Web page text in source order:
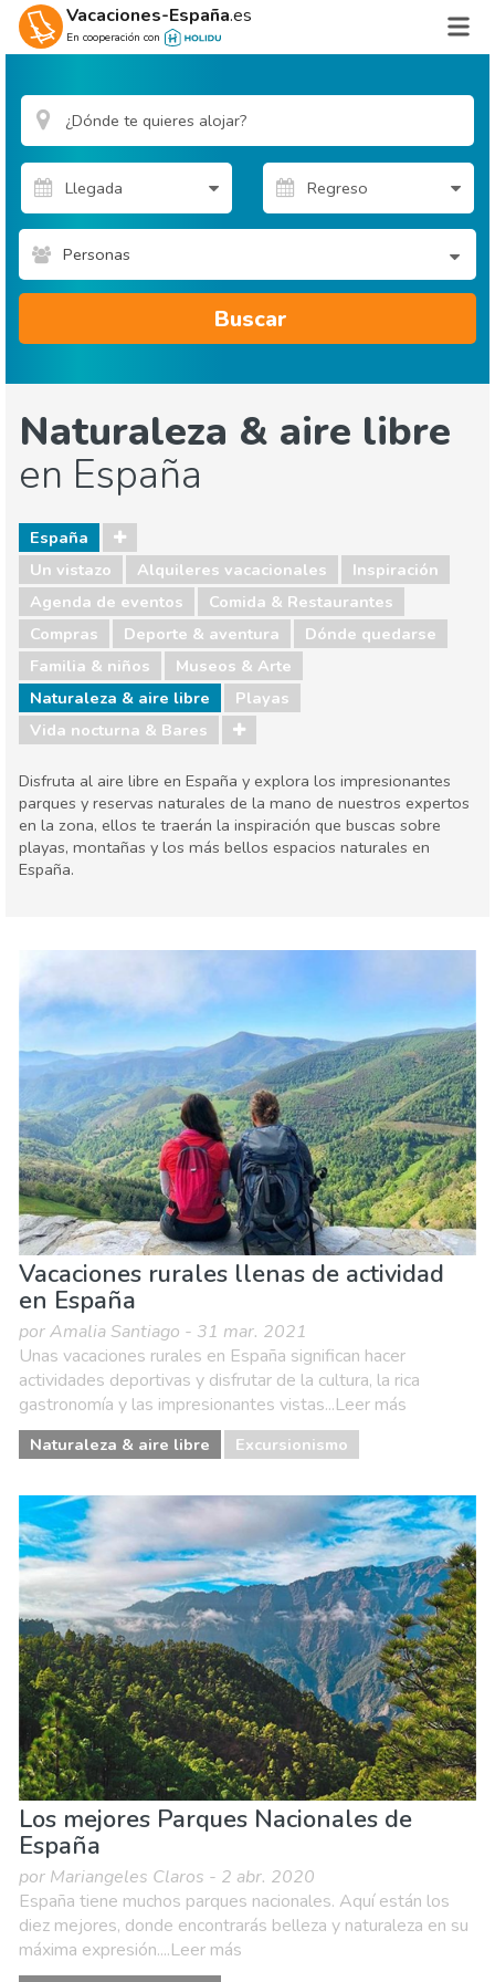
Vacaciones-España.es
En cooperación con
Personas
Buscar
Naturaleza & aire libre
en España
España
Un vistazo
Alquileres vacacionales
Inspiración
Agenda de eventos
Comida & Restaurantes
Compras
Deporte & aventura
Dónde quedarse
Familia & niños
Museos & Arte
Naturaleza & aire libre
Playas
Vida nocturna & Bares
Disfruta al aire libre en España y explora los impresionantes
parques y reservas naturales de la mano de nuestros expertos
en la zona, ellos te traerán la inspiración que buscas sobre
playas, montañas y los más bellos espacios naturales en
España.
Compras
Deporte & aventura
Familia & niños
Museos & Arte
Naturaleza & aire libre
Playas
Vida nocturna & Bares
Vacaciones rurales llenas de actividad
en España
por Amalia Santiago - 31 mar. 2021
Unas vacaciones rurales en España significan hacer
actividades deportivas y disfrutar de la cultura, la rica
gastronomía y las impresionantes vistas...Leer más
Naturaleza & aire libre Excursionismo
Los mejores Parques Nacionales de
España
por Mariangeles Claros - 2 abr. 2020
España tiene muchos parques nacionales. Aquí están los
diez mejores, donde encontrarás belleza y naturaleza en su
máxima expresión....Leer más